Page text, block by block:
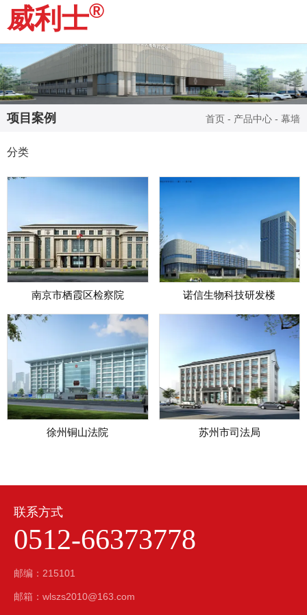
威利士®
项目案例 首页 - 产品中心 - 幕墙
分类
南京市栖霞区检察院 诺信生物科技研发楼
徐州铜山法院 苏州市司法局
联系方式
0512-66373778
邮编：215101
邮箱：wlszs2010@163.com